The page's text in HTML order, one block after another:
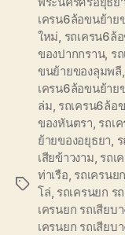
Tags
เครน6ล้อขนย้าย
ใหม่ รถเครน6ล้
ของปากกราน, ร
ขนย้ายของลุมพลี
เครน6ล้อขนย้าย
ล่ม รถเครน6ล้อ
ของหันตรา รถเ
ย้ายของอยุธยา
เสียข้าวงาม รถเ
ท่าเรือ รถเครนย
โล่ รถเครนยก ร
เครนยก รถเสียบ
เครนยก รถเสียบ